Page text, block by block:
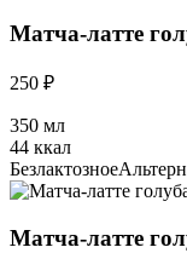
Матча-латте
250 ₽
350 мл
44 ккал
Безлактозное
Матча-латте